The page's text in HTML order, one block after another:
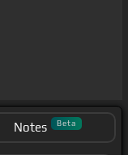
Notes Beta